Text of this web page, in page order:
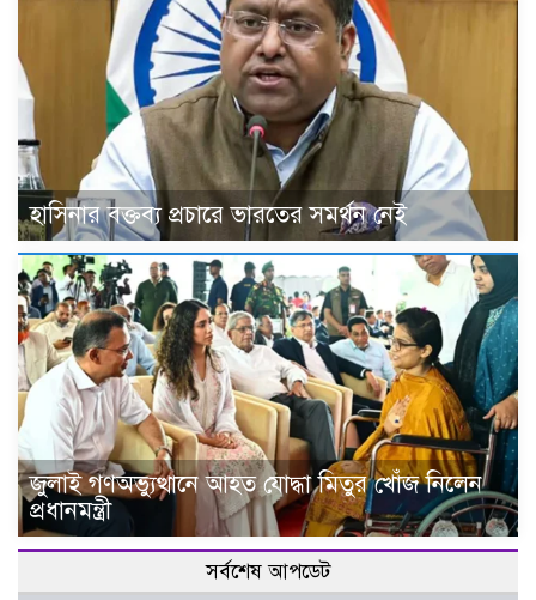
হাসিনার বক্তব্য প্রচারে ভারতের সমর্থন নেই
জুলাই গণঅভ্যুত্থানে আহত যোদ্ধা মিতুর খোঁজ নিলেন
প্রধানমন্ত্রী
সর্বশেষ আপডেট